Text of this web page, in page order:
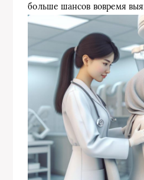
больше шансов вовремя